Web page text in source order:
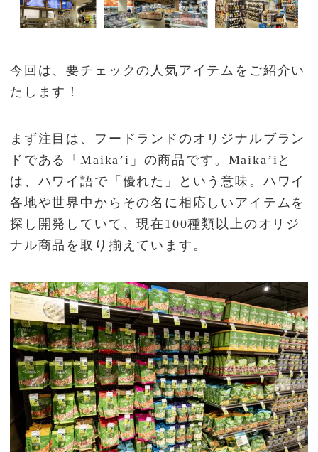
今回は、要チェックの人気アイテムをご紹介い
たします！
まず注目は、フードランドのオリジナルブラン
ドである「Maika’i」の商品です。Maika’iと
は、ハワイ語で「優れた」という意味。ハワイ
各地や世界中からその名に相応しいアイテムを
探し開発していて、現在100種類以上のオリジ
ナル商品を取り揃えています。